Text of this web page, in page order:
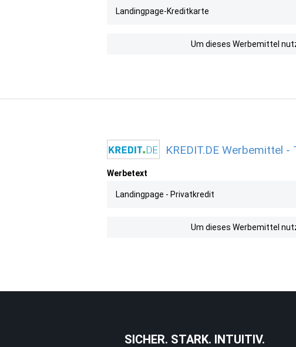
Landingpage-Kreditkarte
Um dieses Werbemittel
KREDIT.DE Werbemittel
Werbetext
Landingpage - Privatkredit
Um dieses Werbemittel
SICHER. STARK. INTUITIV.